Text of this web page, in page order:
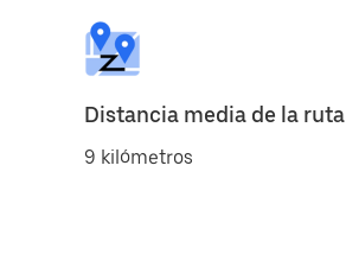
Distancia media de la ruta
9 kilómetros